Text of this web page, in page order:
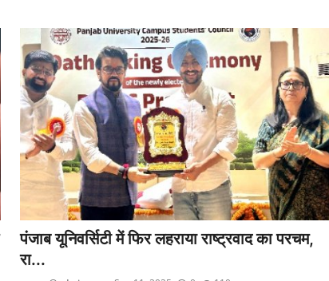
पंजाब यूनिवर्सिटी में फिर लहराया राष्ट्रवाद का परचम,
रा...